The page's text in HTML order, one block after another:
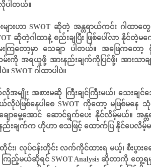
ပါတယ်။
းများဟာ SWOT ဆိုတဲ့ အန္တရာယ်ကင်း ဂါ
ဆိုတဲ့ဂါထာနဲ့ စည်းချပြီး ဖြစ်ပေါ်လာ နိုင်
တော့မှာ သေချာ ပါတယ်။ အဖြေကတော့ ရိုး
အရယူဖို့ အားနည်းချက်ကိုပြင်ဖို့၊ အားသာ
SWOT ဂါထာပါပဲ။
အမျိုး အစားမဆို ကြီးချင်ကြီးမယ်၊ သေးခ
ဘယ်လိုပဲဖြစ်နေပါစေ SWOT ကိုတော့ မဖြစ်မ
ျောမွေ့အောင် ဆောင်ရွက်ပေး နိုင်လိမ့်မယ်။ အန္
ည်းချက်က ဟိုဟာ စသဖြင့် ထောက်ပြ နိုင်ပေလိမ့်
၊ လုပ်ငန်းတိုင်း လက်ကိုင်ထားရ မယ့်၊ စီးပွားရ
ြည့်မယ်ဆိုရင် SWOT Analysis ဆိုတာကို တွေ့ရမှာ